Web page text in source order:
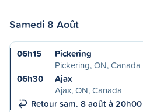
Samedi 8 Août
06h15
Pickering
Pickering, ON, Canada
06h30
Ajax
Ajax, ON, Canada
Retour sam. 8 août à 20h00